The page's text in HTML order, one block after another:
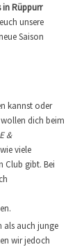
in Rüppurr
unsere
Saison
kannst oder
dich beim
&
viele
Club gibt. Bei
als auch junge
wir jedoch